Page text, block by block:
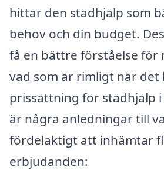
hittar den städhjälp som
behov och din budget.
få en bättre förståelse för
vad som är rimligt när det
prissättning för städhjälp
är några anledningar till
fördelaktigt att inhämtar
erbjudanden: